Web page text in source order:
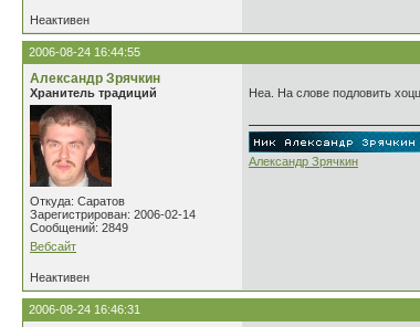
Неактивен
2006-08-24 16:44:55
Александр Зрячкин
Хранитель традиций
Откуда: Саратов
Зарегистрирован: 2006-02-14
Сообщений: 2849
Вебсайт
Неа. На слове подловить
Александр Зрячкин
Неактивен
2006-08-24 16:46:31